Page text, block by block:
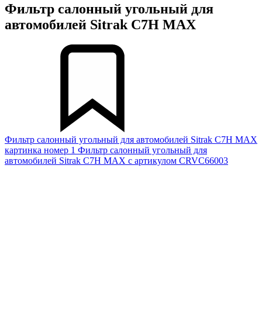
Фильтр салонный угольный для
автомобилей Sitrak C7H MAX
Фильтр салонный угольный для автомобилей Sitrak C7H MAX
картинка номер 1 Фильтр салонный угольный для
автомобилей Sitrak C7H MAX с артикулом CRVC66003